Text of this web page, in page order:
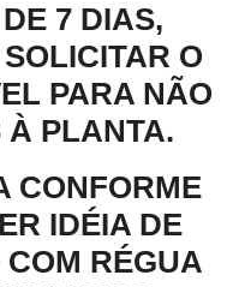
7 DIAS,
O
PARA NÃO
À PLANTA.
CONFORME
IDÉIA DE
RÉGUA